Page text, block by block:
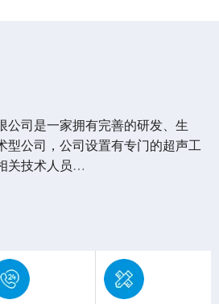
公司是一家拥有完善的研发、生
型公司，公司设置有专门的超声工
关技术人员
团队，可以根据客户的要求进行设